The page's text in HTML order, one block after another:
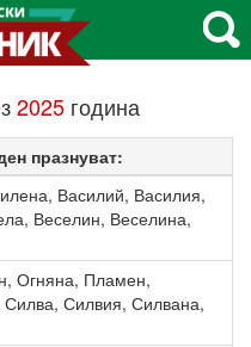
2025 година
празнуват:
Василий, Василия,
Веселин, Веселина,
Огняна, Пламен,
Силвия, Силвана,